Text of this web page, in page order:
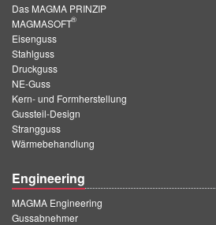
Das MAGMA PRINZIP
MAGMASOFT
®
Eisenguss
Stahlguss
Druckguss
NE-Guss
Kern- und Formherstellung
Gussteil-Design
Strangguss
Wärmebehandlung
Engineering
MAGMA Engineering
Gussabnehmer